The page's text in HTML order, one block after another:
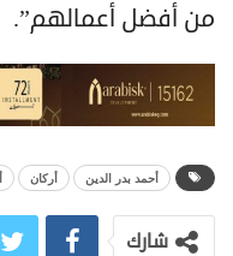
من أفضل أعمالهم”.
أحمد بدر الدين أركان
شارك